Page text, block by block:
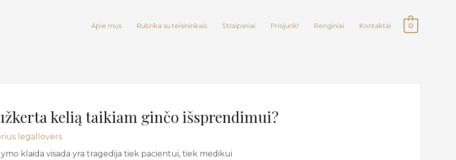
Apie mus Rubrika su teisininkais Straipsniai Prisijunk! Renginiai Kontaktai 0
kelią taikiam ginčo išsprendimui?
legallovers